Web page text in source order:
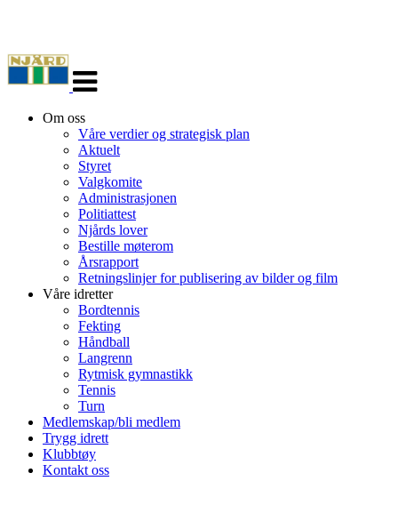
navigasjon
Om oss
Våre verdier og strategisk plan
Aktuelt
Styret
Valgkomite
Administrasjonen
Politiattest
Njårds lover
Bestille møterom
Årsrapport
Retningslinjer for publisering av bilder og film
Våre idretter
Bordtennis
Fekting
Håndball
Langrenn
Rytmisk gymnastikk
Tennis
Turn
Medlemskap/bli medlem
Trygg idrett
Klubbtøy
Kontakt oss